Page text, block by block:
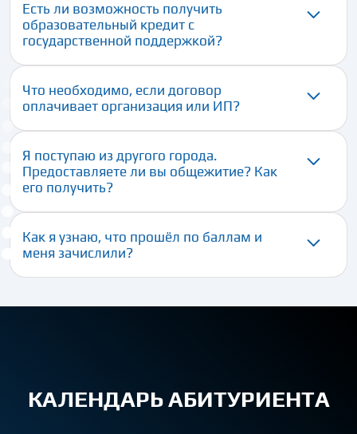
Есть ли возможность получить
образовательный кредит с
государственной поддержкой?
Что необходимо, если договор
оплачивает организация или ИП?
Я поступаю из другого города.
Предоставляете ли вы общежитие? Как
его получить?
Как я узнаю, что прошёл по баллам и
меня зачислили?
КАЛЕНДАРЬ АБИТУРИЕНТА